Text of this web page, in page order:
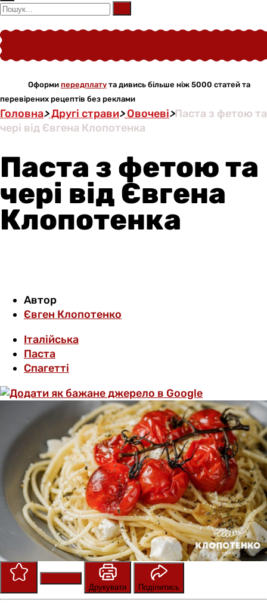
Оформи передплату та дивись більше ніж 5000 статей та
перевірених рецептів без реклами
Головна>Другі страви>Овочеві>Паста з фетою та
чері від Євгена Клопотенка
Паста з фетою та
чері від Євгена
Клопотенка
Автор
Євген Клопотенко
Італійська
Паста
Спагетті
Друкувати
Поділитись